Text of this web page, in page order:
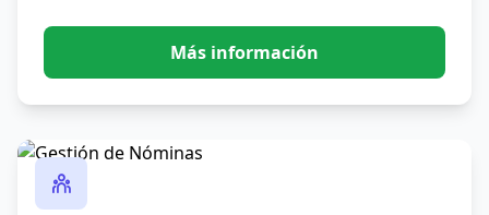
Más información